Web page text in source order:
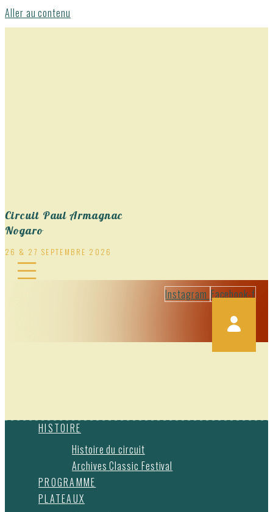
Aller au contenu
Circuit Paul Armagnac
Nogaro
26 & 27 SEPTEMBRE 2026
Instagram Facebook-f
HISTOIRE
Histoire du circuit
Archives Classic Festival
PROGRAMME
PLATEAUX